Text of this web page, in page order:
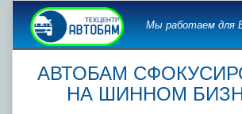
Мы работаем для
АВТОБАМ
НА ШИННОМ